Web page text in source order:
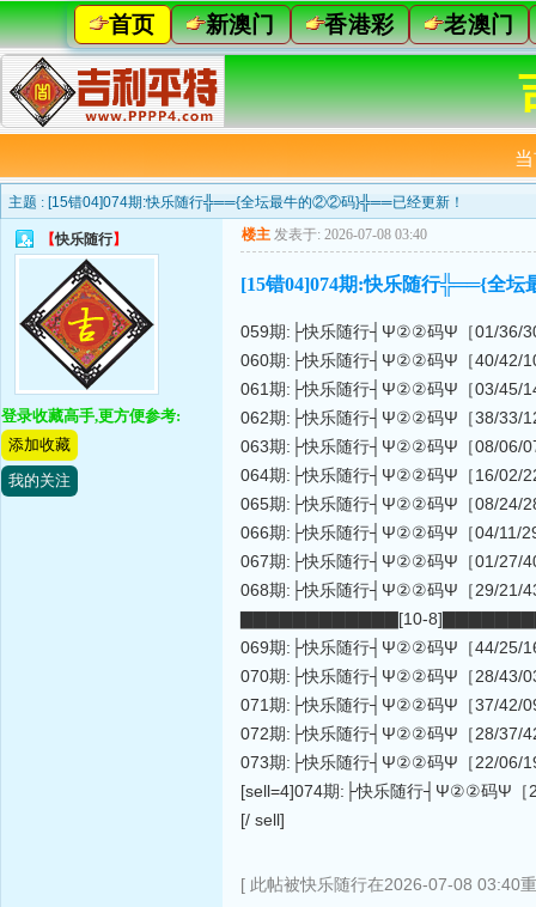
首页 新澳门 香港彩 老澳门
主题 : [15错04]074期:快乐随行╬══{全坛最牛的②②码}╬══已经更新！
【快乐随行】
登录收藏高手,更方便参考:
添加收藏
我的关注
楼主 发表于: 2026-07-08 03:40
[15错04]074期:快乐随行╬══{全
059期:├快乐随行┤Ψ②②码Ψ［01/36/
060期:├快乐随行┤Ψ②②码Ψ［40/42/
061期:├快乐随行┤Ψ②②码Ψ［03/45/
062期:├快乐随行┤Ψ②②码Ψ［38/33/
063期:├快乐随行┤Ψ②②码Ψ［08/06/
064期:├快乐随行┤Ψ②②码Ψ［16/02/
065期:├快乐随行┤Ψ②②码Ψ［08/24/
066期:├快乐随行┤Ψ②②码Ψ［04/11/
067期:├快乐随行┤Ψ②②码Ψ［01/27/
068期:├快乐随行┤Ψ②②码Ψ［29/21/
▇▇▇▇▇▇▇▇▇▇▇▇[10-
069期:├快乐随行┤Ψ②②码Ψ［44/25/
070期:├快乐随行┤Ψ②②码Ψ［28/43/
071期:├快乐随行┤Ψ②②码Ψ［37/42/
072期:├快乐随行┤Ψ②②码Ψ［28/37/
073期:├快乐随行┤Ψ②②码Ψ［22/06/
[sell=4]074期:├快乐随行┤Ψ②②码Ψ［
[/ sell]
[ 此帖被快乐随行在2026-07-08 03:40